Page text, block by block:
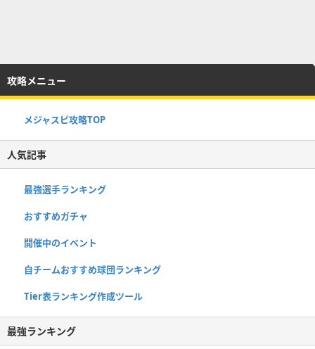
攻略メニュー
メジャスピ攻略TOP
人気記事
最強選手ランキング
おすすめガチャ
開催中のイベント
自チームおすすめ球団ランキング
Tier表ランキング作成ツール
最強ランキング